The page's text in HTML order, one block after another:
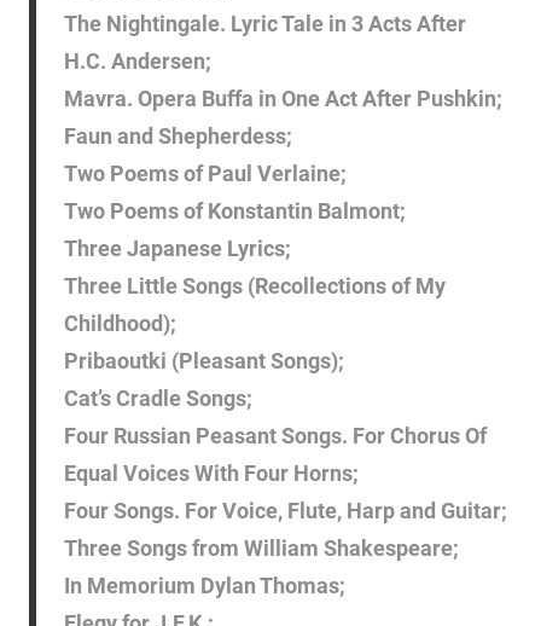
The Nightingale. Lyric Tale in 3 Acts After
H.C. Andersen;
Mavra. Opera Buffa in One Act After Pushkin;
Faun and Shepherdess;
Two Poems of Paul Verlaine;
Two Poems of Konstantin Balmont;
Three Japanese Lyrics;
Three Little Songs (Recollections of My
Childhood);
Pribaoutki (Pleasant Songs);
Cat’s Cradle Songs;
Four Russian Peasant Songs. For Chorus Of
Equal Voices With Four Horns;
Four Songs. For Voice, Flute, Harp and Guitar;
Three Songs from William Shakespeare;
In Memorium Dylan Thomas;